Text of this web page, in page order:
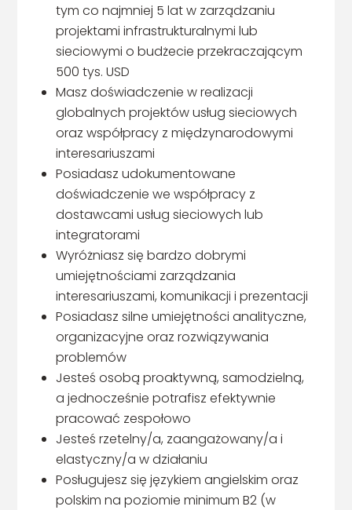
tym co najmniej 5 lat w zarządzaniu
projektami infrastrukturalnymi lub
sieciowymi o budżecie przekraczającym
500 tys. USD
Masz doświadczenie w realizacji
globalnych projektów usług sieciowych
oraz współpracy z międzynarodowymi
interesariuszami
Posiadasz udokumentowane
doświadczenie we współpracy z
dostawcami usług sieciowych lub
integratorami
Wyróżniasz się bardzo dobrymi
umiejętnościami zarządzania
interesariuszami, komunikacji i prezentacji
Posiadasz silne umiejętności analityczne,
organizacyjne oraz rozwiązywania
problemów
Jesteś osobą proaktywną, samodzielną,
a jednocześnie potrafisz efektywnie
pracować zespołowo
Jesteś rzetelny/a, zaangażowany/a i
elastyczny/a w działaniu
Posługujesz się językiem angielskim oraz
polskim na poziomie minimum B2 (w